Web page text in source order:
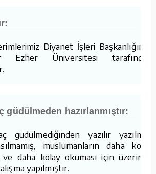
Diyanet İşleri Başkanlığımız
Ezher Üniversitesi tarafından
güdülmeden hazırlanmıştır:
güdülmediğinden yazılır yazılmaz
müslümanların daha kolay
daha kolay okuması için üzerinde
yapılmıştır.